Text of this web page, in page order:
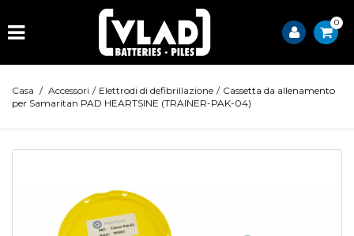
0
Casa / Accessori / Elettrodi di defibrillazione / Cassetta da allenamento
per Samaritan PAD HEARTSINE (TRAINER-PAK-04)